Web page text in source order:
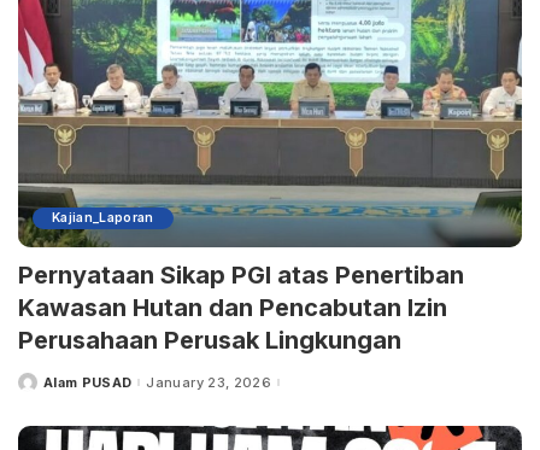
Kajian_Laporan
Pernyataan Sikap PGI atas Penertiban
Kawasan Hutan dan Pencabutan Izin
Perusahaan Perusak Lingkungan
PostedAlam PUSAD January 23, 2026